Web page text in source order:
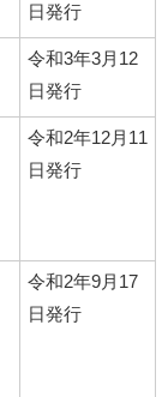
日発行
令和3年3月12
日発行
令和2年12月11
日発行
令和2年9月17
日発行